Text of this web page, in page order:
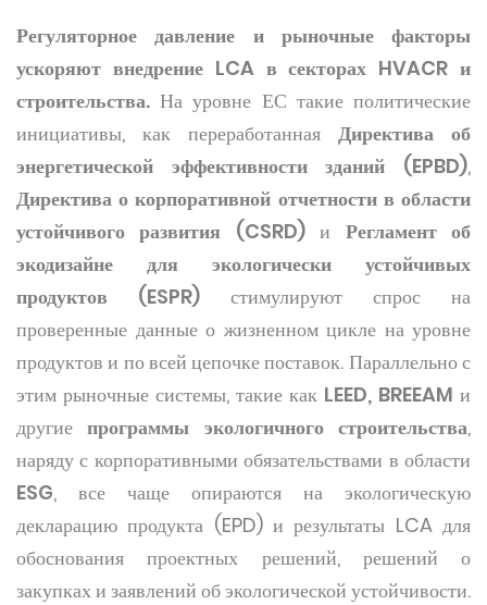
Регуляторное давление и рыночные факторы
ускоряют внедрение LCA в секторах HVACR и
строительства. На уровне ЕС такие политические
инициативы, как переработанная Директива об
энергетической эффективности зданий (EPBD),
Директива о корпоративной отчетности в области
устойчивого развития (CSRD)и Регламент об
экодизайне для экологически устойчивых
продуктов (ESPR) стимулируют спрос на
проверенные данные о жизненном цикле на уровне
продуктов и по всей цепочке поставок. Параллельно с
этим рыночные системы, такие как LEED, BREEAM и
другиепрограммы экологичного строительства,
наряду с корпоративными обязательствами в области
ESG, все чаще опираются на экологическую
декларацию продукта (EPD) и результаты LCA для
обоснования проектных решений, решений о
закупках и заявлений об экологической устойчивости.